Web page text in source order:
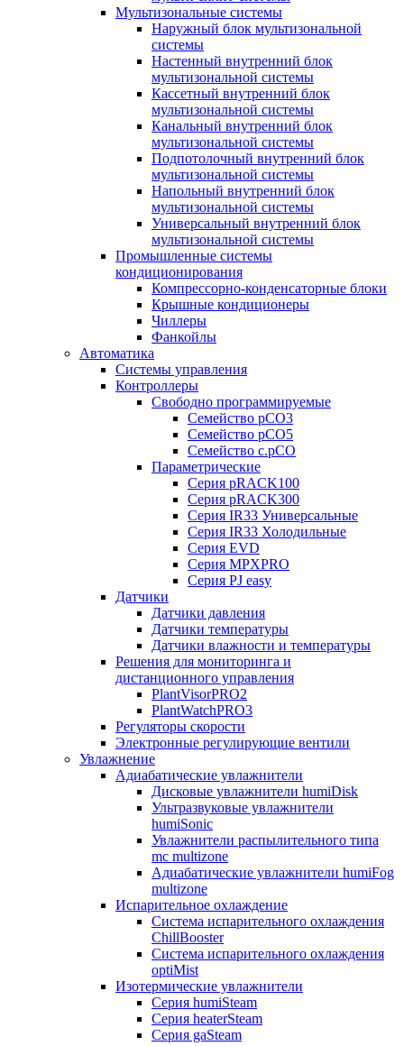
Мультизональные системы
Наружный блок мультизональной
системы
Настенный внутренний блок
мультизональной системы
Кассетный внутренний блок
мультизональной системы
Канальный внутренний блок
мультизональной системы
Подпотолочный внутренний блок
мультизональной системы
Напольный внутренний блок
мультизональной системы
Универсальный внутренний блок
мультизональной системы
Промышленные системы
кондиционирования
Компрессорно-конденсаторные блоки
Крышные кондиционеры
Чиллеры
Фанкойлы
Автоматика
Системы управления
Контроллеры
Свободно программируемые
Семейство pCO3
Семейство pCO5
Семейство c.pCO
Параметрические
Серия pRACK100
Серия pRACK300
Серия IR33 Универсальные
Серия IR33 Холодильные
Серия EVD
Серия MPXPRO
Серия PJ easy
Датчики
Датчики давления
Датчики температуры
Датчики влажности и температуры
Решения для мониторинга и
дистанционного управления
PlantVisorPRO2
PlantWatchPRO3
Регуляторы скорости
Электронные регулирующие вентили
Увлажнение
Адиабатические увлажнители
Дисковые увлажнители humiDisk
Ультразвуковые увлажнители
humiSonic
Увлажнители распылительного типа
mc multizone
Адиабатические увлажнители humiFog
multizone
Испарительное охлаждение
Система испарительного охлаждения
ChillBooster
Система испарительного охлаждения
optiMist
Изотермические увлажнители
Серия humiSteam
Серия heaterSteam
Серия gaSteam